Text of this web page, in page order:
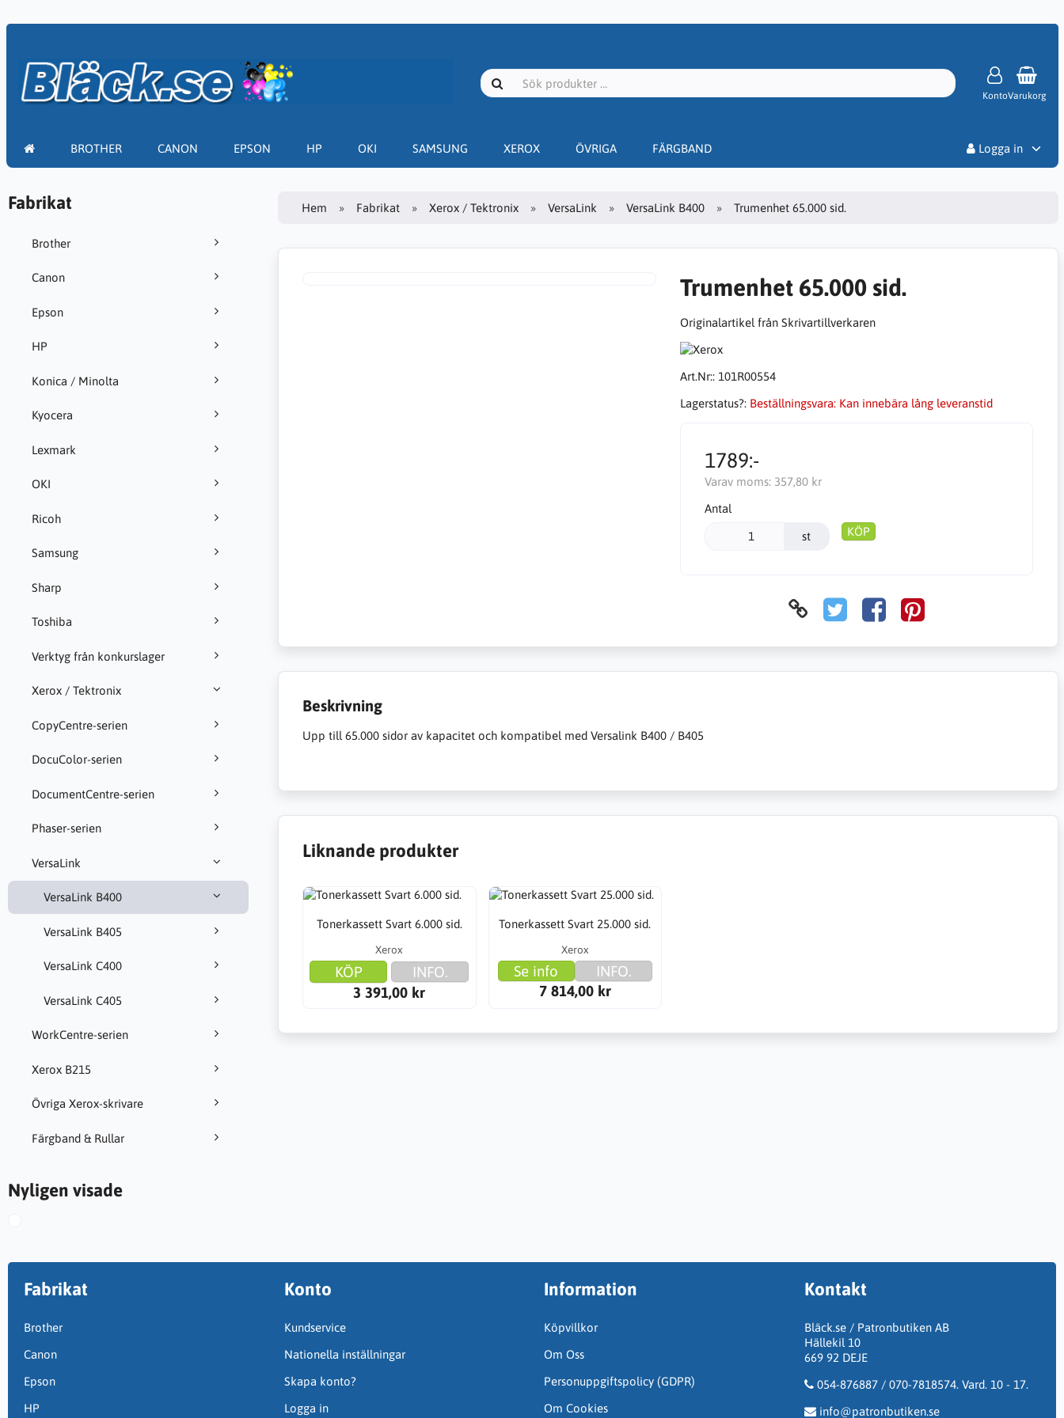
KontoVarukorg
BROTHER CANON EPSON HP OKI SAMSUNG XEROX ÖVRIGA FÄRGBAND
Logga in
Fabrikat
Brother
Canon
Epson
HP
Konica / Minolta
Kyocera
Lexmark
OKI
Ricoh
Samsung
Sharp
Toshiba
Verktyg från konkurslager
Xerox / Tektronix
CopyCentre-serien
DocuColor-serien
DocumentCentre-serien
Phaser-serien
VersaLink
VersaLink B400
VersaLink B405
VersaLink C400
VersaLink C405
WorkCentre-serien
Xerox B215
Övriga Xerox-skrivare
Färgband & Rullar
Nyligen visade
Hem Fabrikat Xerox / Tektronix VersaLink VersaLink B400 Trumenhet 65.000 sid.
Trumenhet 65.000 sid.
Originalartikel från Skrivartillverkaren
Art.Nr:: 101R00554
Lagerstatus?: Beställningsvara: Kan innebära lång leveranstid
1789:-
Varav moms: 357,80 kr
Antal
st KÖP
Beskrivning
Upp till 65.000 sidor av kapacitet och kompatibel med Versalink B400 / B405
Liknande produkter
Tonerkassett Svart 6.000 sid.
Xerox
KÖP
INFO.
3 391,00 kr
Tonerkassett Svart 25.000 sid.
Xerox
Se info
INFO.
7 814,00 kr
Fabrikat
Brother
Canon
Epson
HP
Konto
Kundservice
Nationella inställningar
Skapa konto?
Logga in
Information
Köpvillkor
Om Oss
Personuppgiftspolicy (GDPR)
Om Cookies
Kontakt
Bläck.se / Patronbutiken AB
Hällekil 10
669 92 DEJE
054-876887 / 070-7818574. Vard. 10 - 17.
info@patronbutiken.se